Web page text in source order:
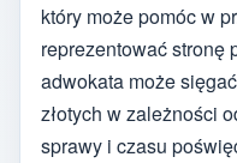
który może pomóc w
reprezentować stronę
adwokata może
złotych w zależności
sprawy i czasu